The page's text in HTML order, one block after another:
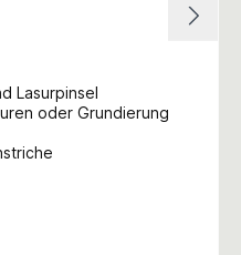
Lasurpinsel
oder Grundierung